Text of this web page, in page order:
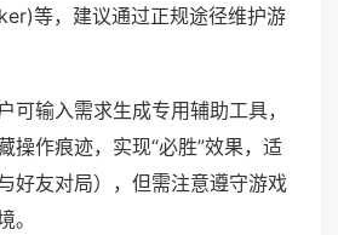
等，建议通过正规途径维护游
可输入需求生成专用辅助工具，
操作痕迹，实现“必胜”效果，适
好友对局），但需注意遵守游戏
。